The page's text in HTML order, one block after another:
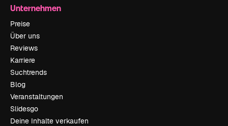
Unternehmen
Preise
Über uns
Reviews
Karriere
Suchtrends
Blog
Veranstaltungen
Slidesgo
Deine Inhalte verkaufen